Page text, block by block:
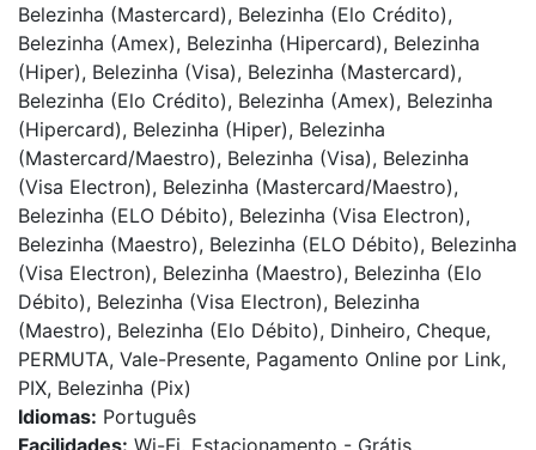
Belezinha (Mastercard), Belezinha (Elo Crédito),
Belezinha (Amex), Belezinha (Hipercard), Belezinha
(Hiper), Belezinha (Visa), Belezinha (Mastercard),
Belezinha (Elo Crédito), Belezinha (Amex), Belezinha
(Hipercard), Belezinha (Hiper), Belezinha
(Mastercard/Maestro), Belezinha (Visa), Belezinha
(Visa Electron), Belezinha (Mastercard/Maestro),
Belezinha (ELO Débito), Belezinha (Visa Electron),
Belezinha (Maestro), Belezinha (ELO Débito), Belezinha
(Visa Electron), Belezinha (Maestro), Belezinha (Elo
Débito), Belezinha (Visa Electron), Belezinha
(Maestro), Belezinha (Elo Débito), Dinheiro, Cheque,
PERMUTA, Vale-Presente, Pagamento Online por Link,
PIX, Belezinha (Pix)
Idiomas: Português
Facilidades: Wi-Fi, Estacionamento - Grátis,